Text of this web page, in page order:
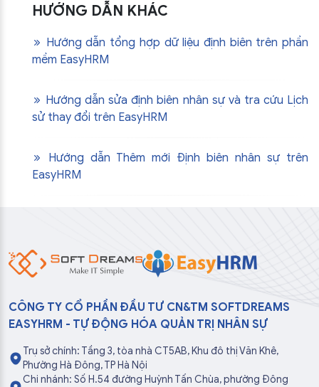
HƯỚNG DẪN KHÁC
Hướng dẫn tổng hợp dữ liệu định biên trên phần
mềm EasyHRM
Hướng dẫn sửa định biên nhân sự và tra cứu Lịch
sử thay đổi trên EasyHRM
Hướng dẫn Thêm mới Định biên nhân sự trên
EasyHRM
CÔNG TY CỔ PHẦN ĐẦU TƯ CN&TM SOFTDREAMS
EASYHRM - TỰ ĐỘNG HÓA QUẢN TRỊ NHÂN SỰ
Trụ sở chính: Tầng 3, tòa nhà CT5AB, Khu đô thị Văn Khê,
Phường Hà Đông, TP Hà Nội
Chi nhánh: Số H.54 đường Huỳnh Tấn Chùa, phường Đông